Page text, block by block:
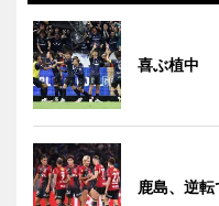
喜ぶ植中
鹿島、逆